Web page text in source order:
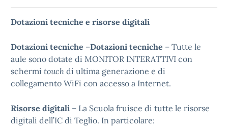
Dotazioni tecniche e risorse digitali
Dotazioni tecniche –Dotazioni tecniche – Tutte le
aule sono dotate di MONITOR INTERATTIVI con
schermi touch di ultima generazione e di
collegamento WiFi con accesso a Internet.
Risorse digitali – La Scuola fruisce di tutte le risorse
digitali dell’IC di Teglio. In particolare: